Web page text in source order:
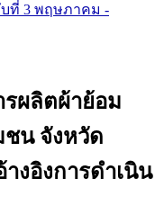
บที่ 3 พฤษภาคม -
รผลิตผ้าย้อม
น จังหวัด
งอิงการดำเนิน